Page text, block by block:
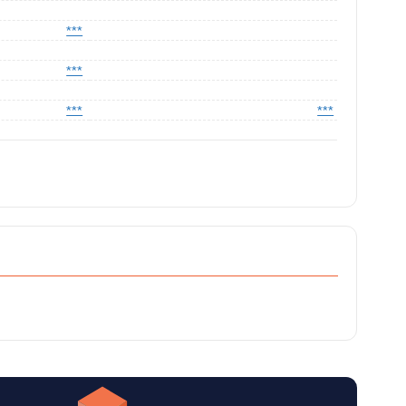
***
***
***
***